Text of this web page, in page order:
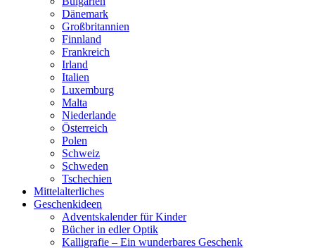
Dänemark
Großbritannien
Finnland
Frankreich
Irland
Italien
Luxemburg
Malta
Niederlande
Österreich
Polen
Schweiz
Schweden
Tschechien
Mittelalterliches
Geschenkideen
Adventskalender für Kinder
Bücher in edler Optik
Kalligrafie – Ein wunderbares Geschenk